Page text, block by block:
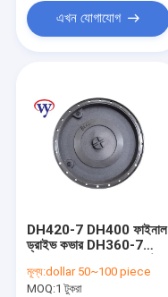
খবর
খননকারী গিয়ারবক্স
চূড়ান্ত ড্রাইভ কভার
গ্রহ ক্যারিয়ার সমাবেশ
এখন যোগাযোগ
DH420-7 DH400 ফাইনাল
ড্রাইভ কভার DH360-7
পার্টস কভার
মূল্য:dollar 50~100 piece
MOQ:1 টুকরা